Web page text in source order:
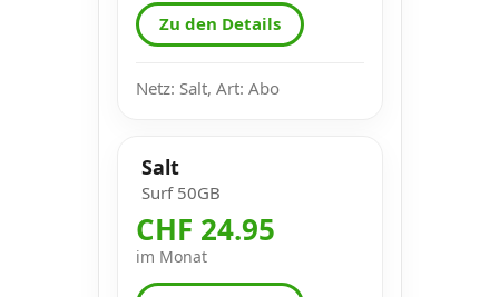
Zu den Details
Netz: Salt, Art: Abo
Salt
Surf 50GB
CHF 24.95
im Monat